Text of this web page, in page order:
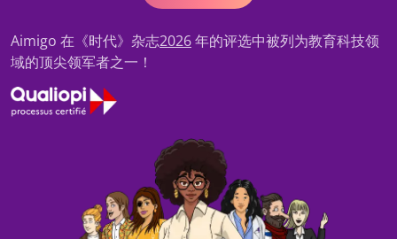
Aimigo 在《时代》杂志2026年的评选中被列为教育科技领
域的顶尖领军者之一！